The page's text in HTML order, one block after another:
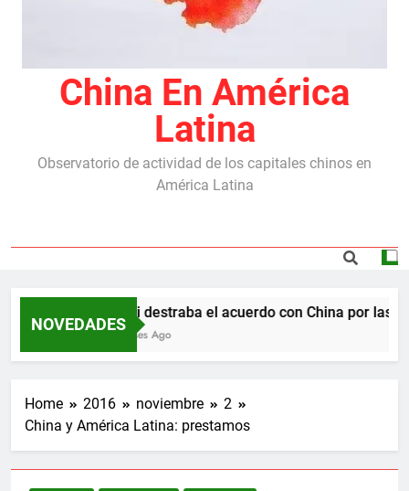
China En América
Latina
Observatorio de actividad de los capitales chinos en
América Latina
NOVEDADES
Milei destraba el acuerdo con China por las
5 Meses Ago
Home 2016 noviembre
2
China y América Latina: prestamos